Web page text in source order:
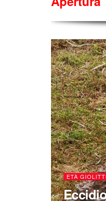
ETÀ